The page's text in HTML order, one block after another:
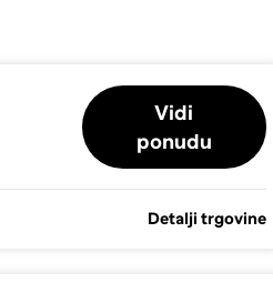
Vidi
ponudu
Detalji trgovine